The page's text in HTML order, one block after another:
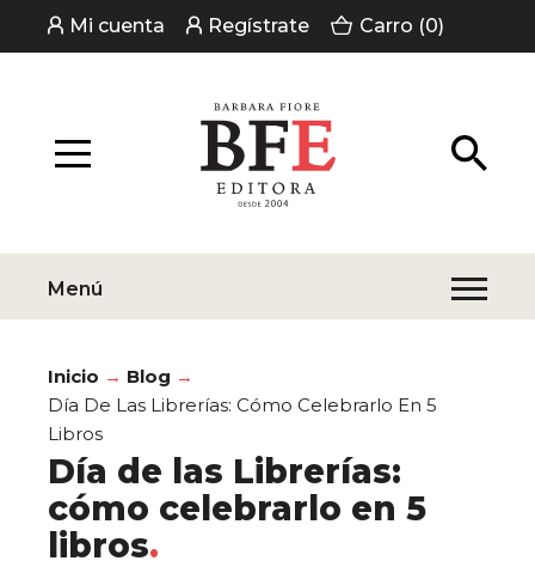
Mi cuenta Regístrate Carro (0)
Menú
Inicio
Blog
Día De Las Librerías: Cómo Celebrarlo En 5
Libros
Día de las Librerías:
cómo celebrarlo en 5
libros